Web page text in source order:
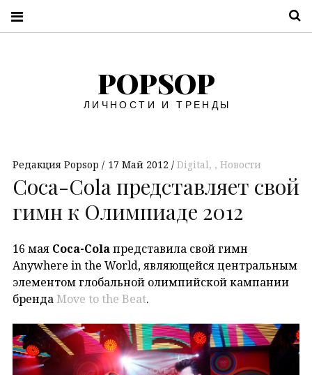
POPSOP
ЛИЧНОСТИ И ТРЕНДЫ
Редакция Popsop 17 Май 2012 Digital, Новости
Coca-Cola представляет свой
гимн к Олимпиаде 2012
16 мая Coca-Colaпредставила свой гимн
Anywhere in the World, являющейся центральным
элементом глобальной олимпийской кампании
брендаMove to the Beat.